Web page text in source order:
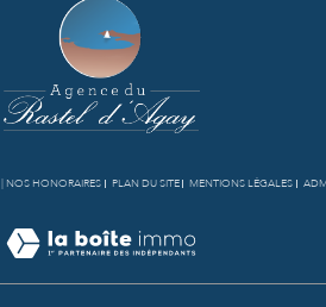
NOS HONORAIRES PLAN DU SITE MENTIONS LÉGALES